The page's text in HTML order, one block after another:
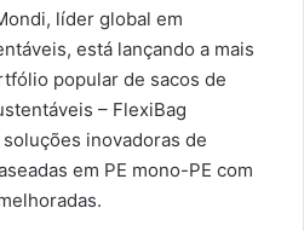
líder global em
está lançando a mais
popular de sacos de
– FlexiBag
inovadoras de
em PE mono-PE com